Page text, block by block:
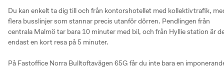
Du kan enkelt ta dig till och från kontorshotellet med kollektivtrafik,
flera busslinjer som stannar precis utanför dörren. Pendlingen från
centrala Malmö tar bara 10 minuter med bil, och från Hyllie station är
endast en kort resa på 5 minuter.
På Fastoffice Norra Bulltoftavägen 65G får du inte bara en